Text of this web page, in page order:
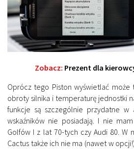
Zobacz: Prezent dla
Oprócz tego Piston wyświetlać może
obroty silnika i temperaturę jednostki
funkcje są szczególnie przydatne w
wskaźników nie posiadają. I nie
Golfów I z lat 70-tych czy Audi 80. W
Cactus także ich nie ma (nawet w